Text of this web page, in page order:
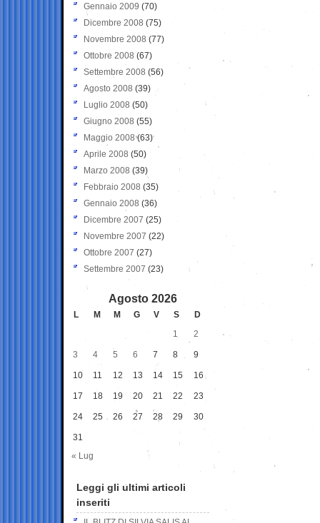
Gennaio 2009 (70)
Dicembre 2008 (75)
Novembre 2008 (77)
Ottobre 2008 (67)
Settembre 2008 (56)
Agosto 2008 (39)
Luglio 2008 (50)
Giugno 2008 (55)
Maggio 2008(63)
Aprile 2008 (50)
Marzo 2008 (39)
Febbraio 2008 (35)
Gennaio 2008 (36)
Dicembre 2007 (25)
Novembre 2007 (22)
Ottobre 2007 (27)
Settembre 2007 (23)
Agosto 2026
L M M G V S
D
1
2
3 4 5 6 7 8 9
10 11 12 13 14 15 16
17 18 19 20 21 22 23
24 25 26 27 28 29 30
31
« Lug
Leggi gli ultimi articoli
inseriti